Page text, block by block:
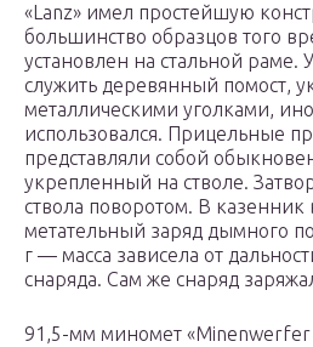
«Lanz» имел простейшую
большинство образцов того
установлен на стальной
служить деревянный помост,
металлическими уголками,
использовался. Прицельные
представляли собой
укрепленный на стволе.
ствола поворотом. В казенник
метательный заряд дымного
г — масса зависела от
снаряда. Сам же снаряд
91,5-мм миномет «Minenwerfer